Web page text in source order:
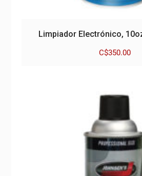
Limpiador Electrónico,
C$350.00